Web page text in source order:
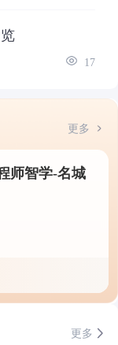
17
更多
师智学-名城
更多